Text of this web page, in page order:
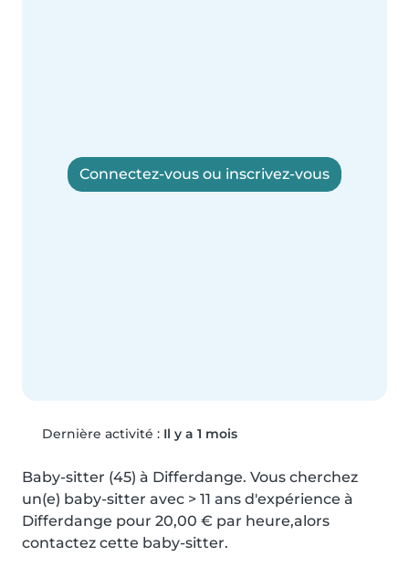
Connectez-vous ou inscrivez-vous
Dernière activité : Il y a 1 mois
Baby-sitter (45) à Differdange. Vous cherchez
un(e) baby-sitter avec > 11 ans d'expérience à
Differdange pour 20,00 € par heure,alors
contactez cette baby-sitter.